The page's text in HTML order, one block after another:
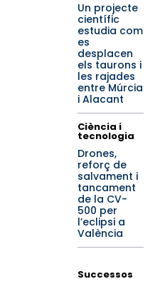
Un projecte
científic
estudia com
es
desplacen
els taurons i
les rajades
entre Múrcia
i Alacant
Ciència i
tecnologia
Drones,
reforç de
salvament i
tancament
de la CV-
500 per
l’eclipsi a
València
Successos